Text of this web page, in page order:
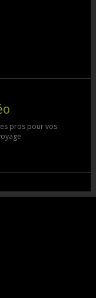
pros pour vos